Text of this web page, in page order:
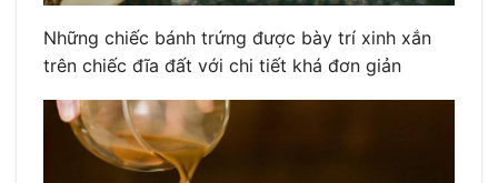
Những chiếc bánh trứng được bày trí xinh xắn
trên chiếc đĩa đất với chi tiết khá đơn giản